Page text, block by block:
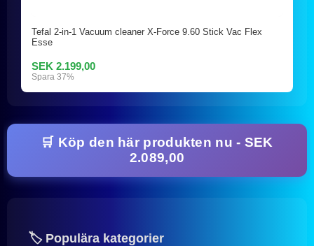
Tefal 2-in-1 Vacuum cleaner X-Force 9.60 Stick Vac Flex
Esse
SEK 2.199,00
Spara 37%
🛒 Köp den här produkten nu - SEK
2.089,00
🏷️ Populära kategorier